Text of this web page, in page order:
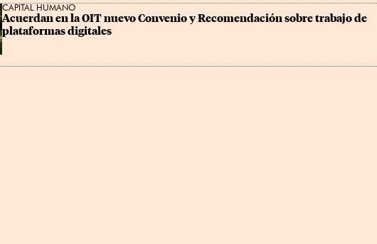
CAPITAL HUMANO
Acuerdan en la OIT nuevo Convenio y Recomendación sobre trabajo de
plataformas digitales